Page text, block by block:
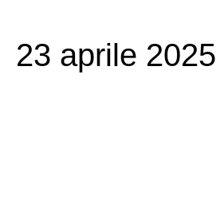
23 aprile 2025